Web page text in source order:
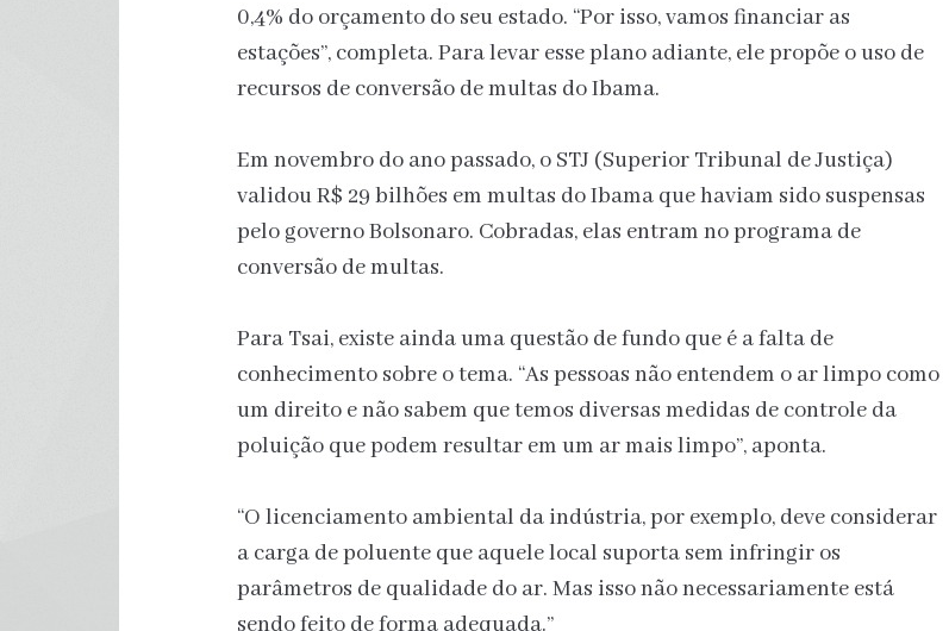
0,4% do orçamento do seu estado. “Por isso, vamos financiar as
estações”, completa. Para levar esse plano adiante, ele propõe o uso de
recursos de conversão de multas do Ibama.
Em novembro do ano passado, o STJ (Superior Tribunal de Justiça)
validou R$ 29 bilhões em multas do Ibama que haviam sido suspensas
pelo governo Bolsonaro. Cobradas, elas entram no programa de
conversão de multas.
Para Tsai, existe ainda uma questão de fundo que é a falta de
conhecimento sobre o tema. “As pessoas não entendem o ar limpo como
um direito e não sabem que temos diversas medidas de controle da
poluição que podem resultar em um ar mais limpo”, aponta.
“O licenciamento ambiental da indústria, por exemplo, deve considerar
a carga de poluente que aquele local suporta sem infringir os
parâmetros de qualidade do ar. Mas isso não necessariamente está